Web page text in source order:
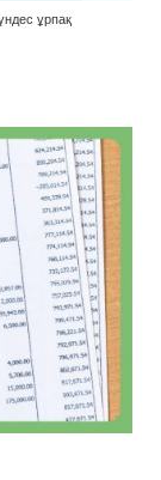
ұрпақ